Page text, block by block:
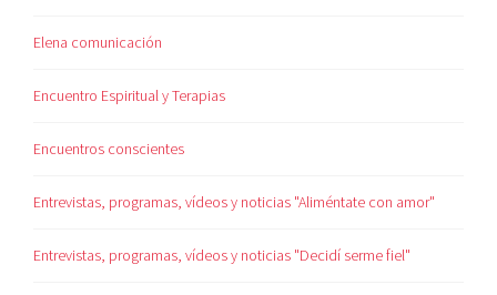
Elena comunicación
Encuentro Espiritual y Terapias
Encuentros conscientes
Entrevistas, programas, vídeos y noticias "Aliméntate con amor"
Entrevistas, programas, vídeos y noticias "Decidí serme fiel"